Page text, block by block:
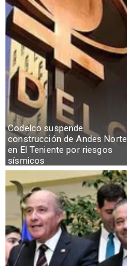
Codelco suspende
construcción de Andes Norte
en El Teniente por riesgos
sísmicos